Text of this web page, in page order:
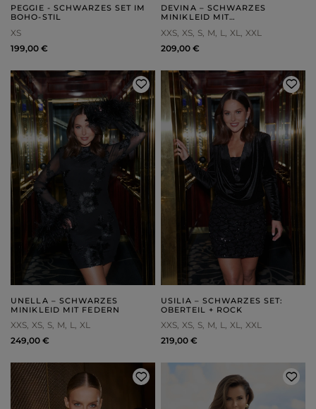
PEGGIE - SCHWARZES SET IM
BOHO-STIL
XS
199,00 €
DEVINA – SCHWARZES
MINIKLEID MIT
XXS XS S M L XL
XXL
209,00 €
UNELLA – SCHWARZES
MINIKLEID MIT FEDERN
XXS XS S M L XL
249,00 €
USILIA – SCHWARZES SET:
OBERTEIL + ROCK
XXS XS S M L XL XXL
219,00 €